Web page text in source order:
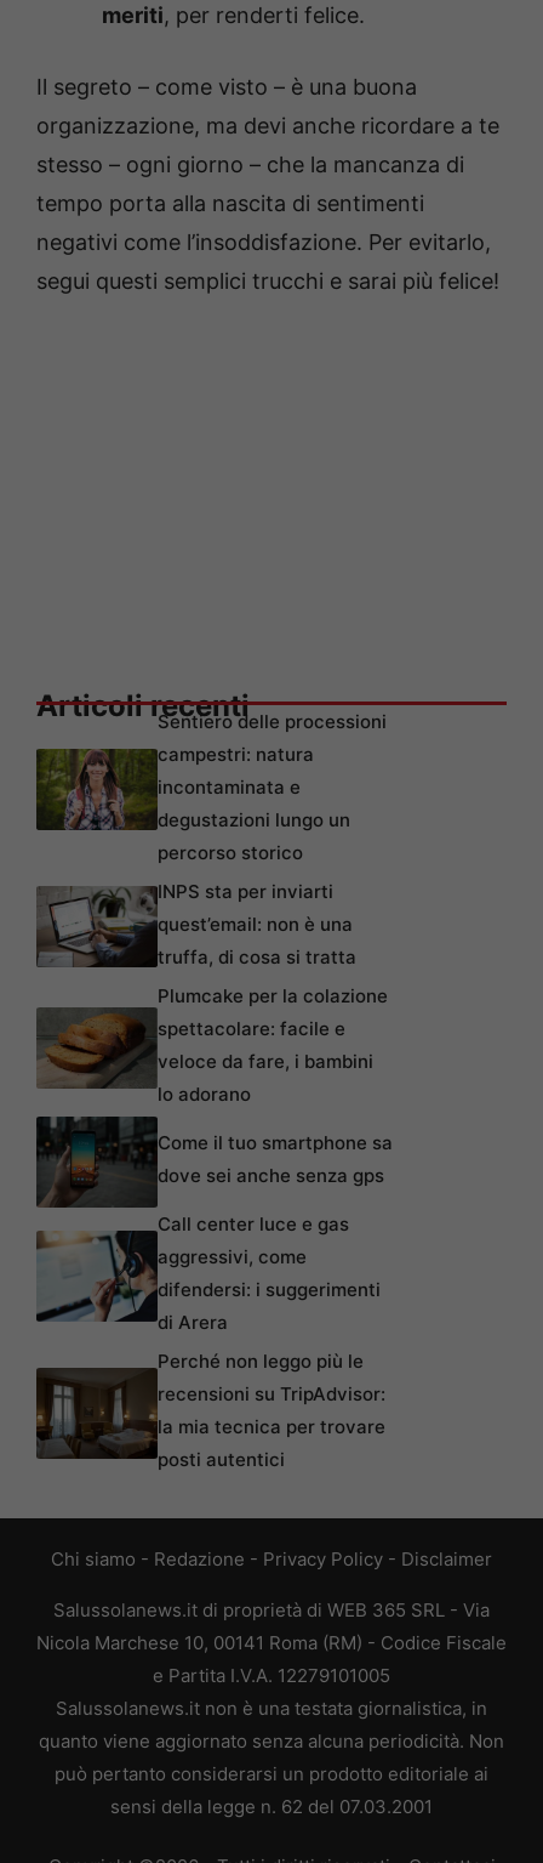
meriti, per renderti felice.
Il segreto – come visto – è una buona
organizzazione, ma devi anche ricordare a te
stesso – ogni giorno – che la mancanza di
tempo porta alla nascita di sentimenti
negativi come l’insoddisfazione. Per evitarlo,
segui questi semplici trucchi e sarai più felice!
Articoli recentiSentiero delle processioni
campestri: natura
incontaminata e
degustazioni lungo un
percorso storico
INPS sta per inviarti
quest’email: non è una
truffa, di cosa si tratta
Plumcake per la colazione
spettacolare: facile e
veloce da fare, i bambini
lo adorano
Come il tuo smartphone sa
dove sei anche senza gps
Call center luce e gas
aggressivi, come
difendersi: i suggerimenti
di Arera
Perché non leggo più le
recensioni su TripAdvisor:
la mia tecnica per trovare
posti autentici
Chi siamo - Redazione - Privacy Policy - Disclaimer
Salussolanews.it di proprietà di WEB 365 SRL - Via
Nicola Marchese 10, 00141 Roma (RM) - Codice Fiscale
e Partita I.V.A. 12279101005
Salussolanews.it non è una testata giornalistica, in
quanto viene aggiornato senza alcuna periodicità. Non
può pertanto considerarsi un prodotto editoriale ai
sensi della legge n. 62 del 07.03.2001